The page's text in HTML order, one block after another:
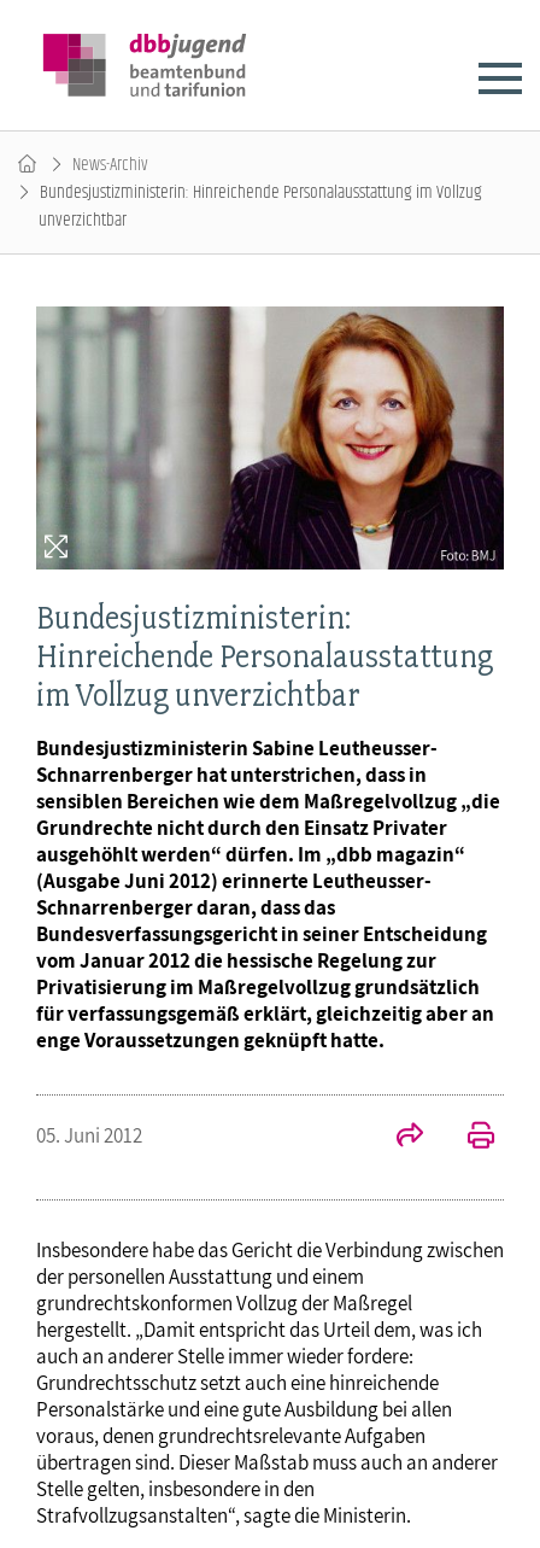
News-Archiv
Bundesjustizministerin: Hinreichende Personalausstattung im Vollzug
unverzichtbar
Bundesjustizministerin:
Hinreichende Personalausstattung
im Vollzug unverzichtbar
Bundesjustizministerin Sabine Leutheusser-
Schnarrenberger hat unterstrichen, dass in
sensiblen Bereichen wie dem Maßregelvollzug „die
Grundrechte nicht durch den Einsatz Privater
ausgehöhlt werden“ dürfen. Im „dbb magazin“
(Ausgabe Juni 2012) erinnerte Leutheusser-
Schnarrenberger daran, dass das
Bundesverfassungsgericht in seiner Entscheidung
vom Januar 2012 die hessische Regelung zur
Privatisierung im Maßregelvollzug grundsätzlich
für verfassungsgemäß erklärt, gleichzeitig aber an
enge Voraussetzungen geknüpft hatte.
05. Juni 2012
Insbesondere habe das Gericht die Verbindung zwischen
der personellen Ausstattung und einem
grundrechtskonformen Vollzug der Maßregel
hergestellt. „Damit entspricht das Urteil dem, was ich
auch an anderer Stelle immer wieder fordere:
Grundrechtsschutz setzt auch eine hinreichende
Personalstärke und eine gute Ausbildung bei allen
voraus, denen grundrechtsrelevante Aufgaben
übertragen sind. Dieser Maßstab muss auch an anderer
Stelle gelten, insbesondere in den
Strafvollzugsanstalten“, sagte die Ministerin.